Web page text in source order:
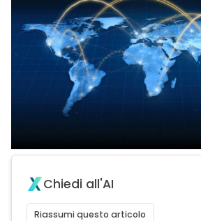
Chiedi all'AI
Riassumi questo articolo